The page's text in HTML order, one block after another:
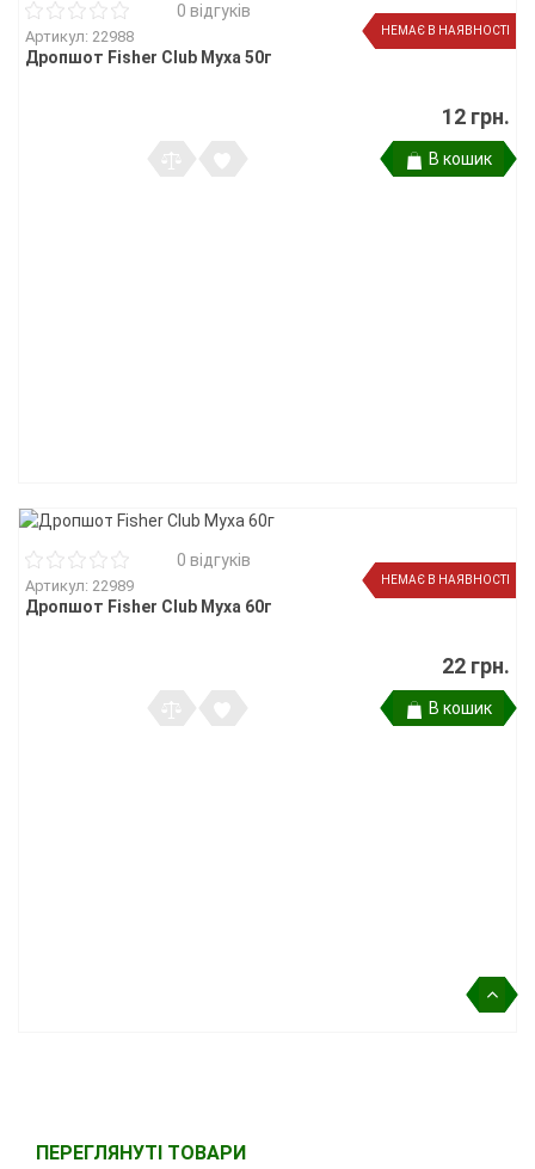
НЕМАЄ В НАЯВНОСТІ
0 відгуків
Артикул: 22988
Дропшот Fisher Club Муха 50г
12 грн.
В кошик
НЕМАЄ В НАЯВНОСТІ
0 відгуків
Артикул: 22989
Дропшот Fisher Club Муха 60г
22 грн.
В кошик
ПЕРЕГЛЯНУТІ ТОВАРИ